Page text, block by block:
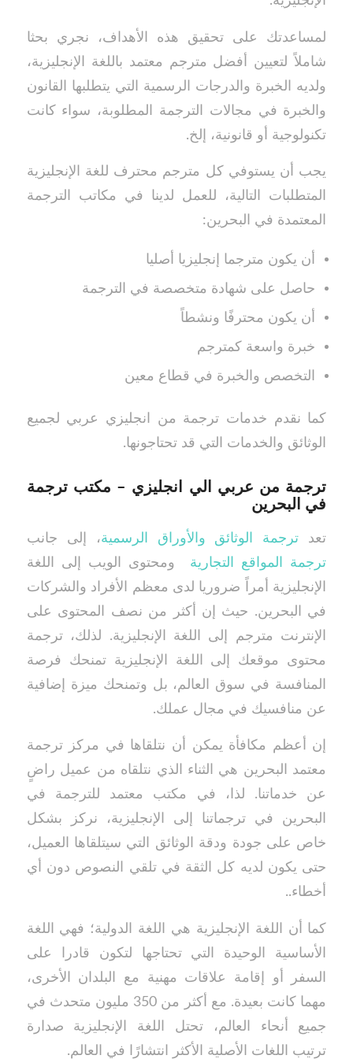
لمساعدتك على تحقيق هذه الأهداف، نجري بحثا
شاملاً لتعيين أفضل مترجم معتمد باللغة الإنجليزية،
ولديه الخبرة والدرجات الرسمية التي يتطلبها القانون
والخبرة في مجالات الترجمة المطلوبة، سواء كانت
تكنولوجية أو قانونية، إلخ.
يجب أن يستوفي كل مترجم محترف للغة الإنجليزية
المتطلبات التالية، للعمل لدينا في مكاتب الترجمة
المعتمدة في البحرين:
أن يكون مترجما إنجليزيا أصليا
حاصل على شهادة متخصصة في الترجمة
أن يكون محترفًا ونشطاً
خبرة واسعة كمترجم
التخصص والخبرة في قطاع معين
كما نقدم خدمات ترجمة من انجليزي عربي لجميع
الوثائق والخدمات التي قد تحتاجونها.
ترجمة من عربي الي انجليزي – مكتب ترجمة
في البحرين
تعد ترجمة الوثائق والأوراق الرسمية، إلى جانب
ترجمة المواقع التجارية ومحتوى الويب إلى اللغة
الإنجليزية أمراً ضروريا لدى معظم الأفراد والشركات
في البحرين. حيث إن أكثر من نصف المحتوى على
الإنترنت مترجم إلى اللغة الإنجليزية. لذلك، ترجمة
محتوى موقعك إلى اللغة الإنجليزية تمنحك فرصة
المنافسة في سوق العالم، بل وتمنحك ميزة إضافية
عن منافسيك في مجال عملك.
إن أعظم مكافأة يمكن أن نتلقاها في مركز ترجمة
معتمد البحرين هي الثناء الذي نتلقاه من عميل راضٍ
عن خدماتنا. لذا، في مكتب معتمد للترجمة في
البحرين في ترجماتنا إلى الإنجليزية، نركز بشكل
خاص على جودة ودقة الوثائق التي سيتلقاها العميل،
حتى يكون لديه كل الثقة في تلقي النصوص دون أي
أخطاء..
كما أن اللغة الإنجليزية هي اللغة الدولية؛ فهي اللغة
الأساسية الوحيدة التي تحتاجها لتكون قادرا على
السفر أو إقامة علاقات مهنية مع البلدان الأخرى،
مهما كانت بعيدة. مع أكثر من 350 مليون متحدث في
جميع أنحاء العالم، تحتل اللغة الإنجليزية صدارة
ترتيب اللغات الأصلية الأكثر انتشارًا في العالم.